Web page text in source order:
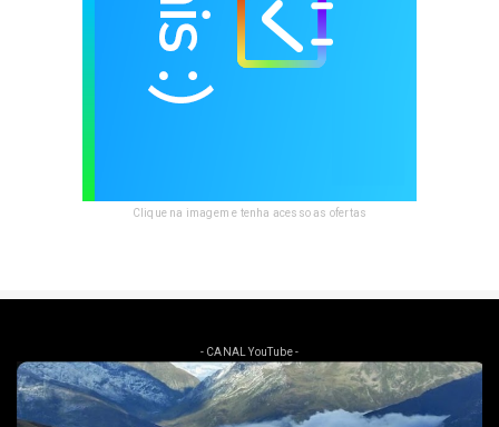
Clique na imagem e tenha acesso as ofertas
- CANAL YouTube -